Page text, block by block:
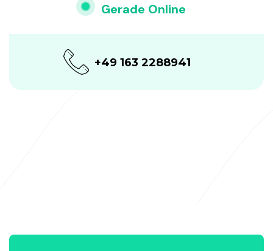
Gerade Online
+49 163 2288941